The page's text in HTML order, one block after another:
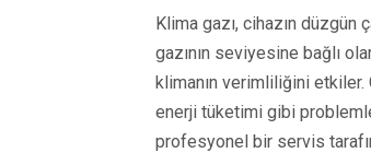
Klima gazı, cihazın
gazının seviyesine bağlı
klimanın verimliliğini etkiler.
enerji tüketimi gibi
profesyonel bir servis